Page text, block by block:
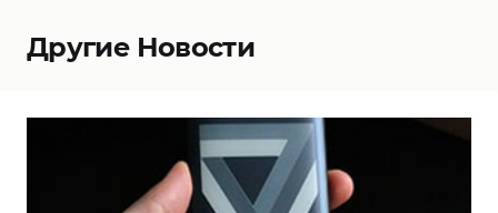
Другие Новости